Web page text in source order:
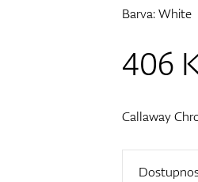
Barva: White
406
Callaway